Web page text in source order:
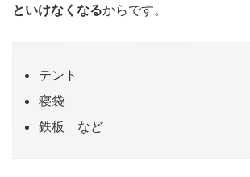
といけなくなるからです。
テント
寝袋
鉄板 など